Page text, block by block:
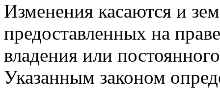
Изменения касаются и
предоставленных на
владения или
Указанным законом